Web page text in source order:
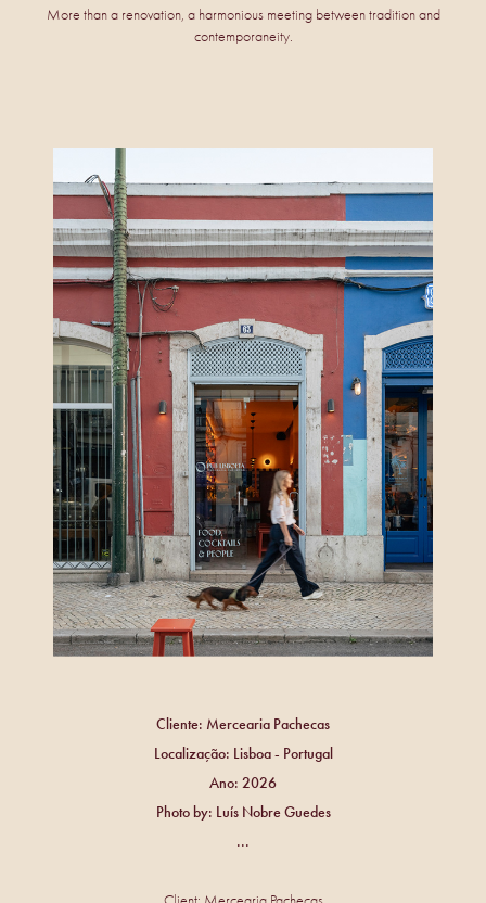
More than a renovation, a harmonious meeting between tradition and
contemporaneity.
Cliente: Mercearia Pachecas
Localização: Lisboa - Portugal
Ano: 2026
Photo by: Luís Nobre Guedes
...